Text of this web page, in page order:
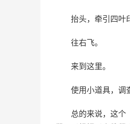
抬头，牵引四叶
往右飞。
来到这里。
使用小道具，调
总的来说，这个